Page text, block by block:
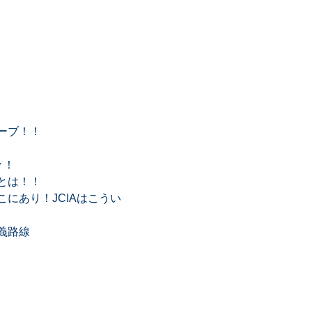
ブ！！
は！！
にあり！JCIAはこうい
路線